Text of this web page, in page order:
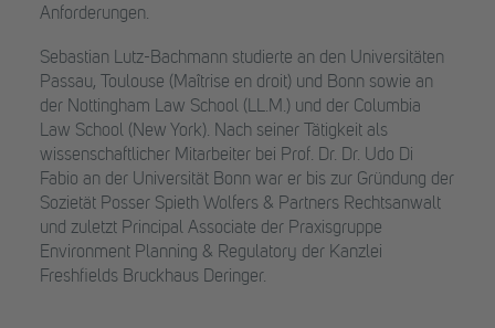
Anforderungen.
Sebastian Lutz-Bachmann studierte an den Universitäten
Passau, Toulouse (Maîtrise en droit) und Bonn sowie an
der Nottingham Law School (LL.M.) und der Columbia
Law School (New York). Nach seiner Tätigkeit als
wissenschaftlicher Mitarbeiter bei Prof. Dr. Dr. Udo Di
Fabio an der Universität Bonn war er bis zur Gründung der
Sozietät Posser Spieth Wolfers & Partners Rechtsanwalt
und zuletzt Principal Associate der Praxisgruppe
Environment Planning & Regulatory der Kanzlei
Freshfields Bruckhaus Deringer.